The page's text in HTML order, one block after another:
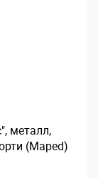
металл,
(Maped)